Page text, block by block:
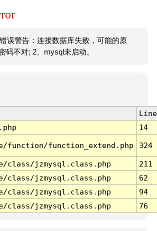
误警告：连接数据库失败，可能的原
码不对; 2、mysql未启动。
Line
14
function/function_extend.php 324
class/jzmysql.class.php
211
class/jzmysql.class.php
62
class/jzmysql.class.php
94
class/jzmysql.class.php 76